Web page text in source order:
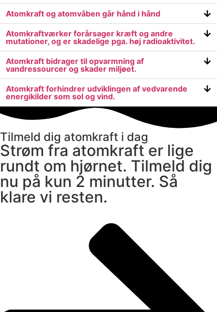
Atomkraft og atomvåben går hånd i hånd
Atomkraftværker forårsager kræft og andre
mutationer, og er skadelige pga. høj radioaktivitet.
Atomkraft bidrager til opvarmning af
vandressourcer og skader miljøet.
Atomkraft forhindrer udviklingen af vedvarende
energikilder som sol og vind.
Tilmeld dig atomkraft i dag
Strøm fra atomkraft er lige
rundt om hjørnet. Tilmeld dig
nu på kun 2 minutter. Så
klare vi resten.